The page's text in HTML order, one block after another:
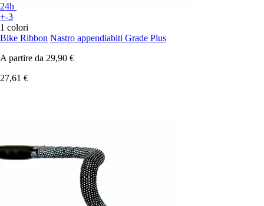
24h
+-3
1 colori
Bike Ribbon Nastro appendiabiti Grade Plus
A partire da 29,90 €
27,61 €